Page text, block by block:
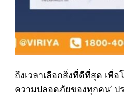
ถึงเวลาเลือกสิ่งที่ดีที่สุด เพื่
ความปลอดภัยของทุกคน’ ป